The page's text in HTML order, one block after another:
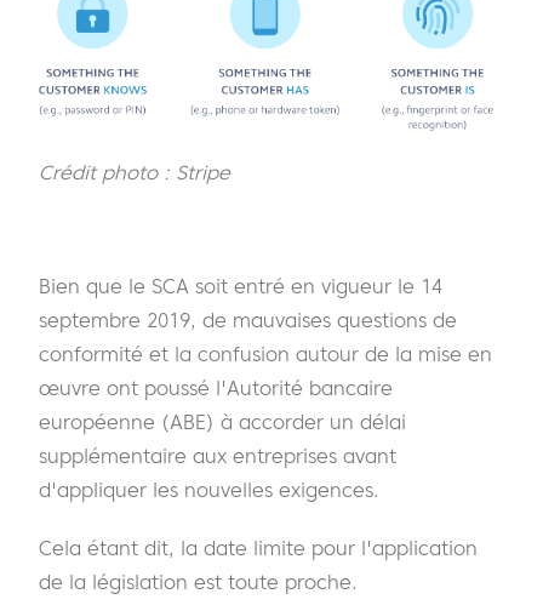
Crédit photo : Stripe
Bien que le SCA soit entré en vigueur le 14
septembre 2019, de mauvaises questions de
conformité et la confusion autour de la mise en
œuvre ont poussé l'Autorité bancaire
européenne (ABE) à accorder un délai
supplémentaire aux entreprises avant
d'appliquer les nouvelles exigences.
Cela étant dit, la date limite pour l'application
de la législation est toute proche.